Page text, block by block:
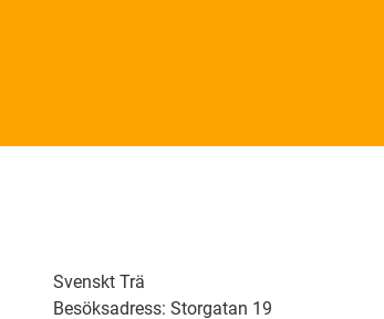
Svenskt Trä
Besöksadress: Storgatan 19